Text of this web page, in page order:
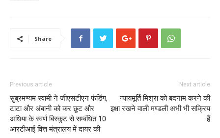
Share
Previous article
सुब्रमण्यम स्वामी ने जीएसटीएन फंडिंग,
टाटा और अंबानी को कर छूट और
अधिया के स्वर्ण बिस्कुट से सम्बंधित 10
आरटीआई वित्त मंत्रालय में दायर की
Next article
न्यायमूर्ति मिश्रा को बदनाम करने की
इक्षा रखने वाली मण्डली अभी भी सक्रिय
हैं